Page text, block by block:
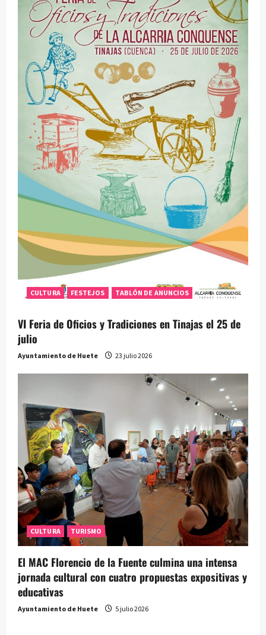
CULTURA FESTEJOS TABLÓN DE ANUNCIOS
VI Feria de Oficios y Tradiciones en Tinajas el 25 de
julio
Ayuntamiento de Huete 23 julio 2026
CULTURA TURISMO
El MAC Florencio de la Fuente culmina una intensa
jornada cultural con cuatro propuestas expositivas y
educativas
Ayuntamiento de Huete 5 julio 2026